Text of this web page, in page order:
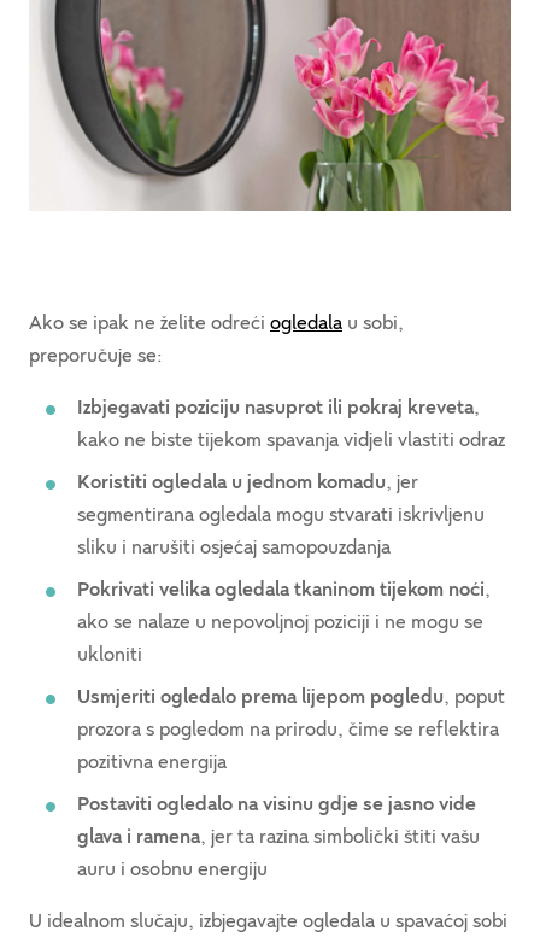
Ako se ipak ne želite odreći ogledala u sobi,
preporučuje se:
Izbjegavati poziciju nasuprot ili pokraj kreveta,
kako ne biste tijekom spavanja vidjeli vlastiti odraz
Koristiti ogledala u jednom komadu, jer
segmentirana ogledala mogu stvarati iskrivljenu
sliku i narušiti osjećaj samopouzdanja
Pokrivati velika ogledala tkaninom tijekom noći,
ako se nalaze u nepovoljnoj poziciji i ne mogu se
ukloniti
Usmjeriti ogledalo prema lijepom pogledu, poput
prozora s pogledom na prirodu, čime se reflektira
pozitivna energija
Postaviti ogledalo na visinu gdje se jasno vide
glava i ramena, jer ta razina simbolički štiti vašu
auru i osobnu energiju
U idealnom slučaju, izbjegavajte ogledala u spavaćoj sobi